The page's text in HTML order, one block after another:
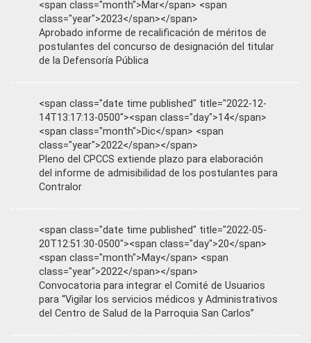
<span class="month">Mar</span> <span
class="year">2023</span></span>
Aprobado informe de recalificación de méritos de
postulantes del concurso de designación del titular
de la Defensoría Pública
<span class="date time published" title="2022-12-
14T13:17:13-0500"><span class="day">14</span>
<span class="month">Dic</span> <span
class="year">2022</span></span>
Pleno del CPCCS extiende plazo para elaboración
del informe de admisibilidad de los postulantes para
Contralor
<span class="date time published" title="2022-05-
20T12:51:30-0500"><span class="day">20</span>
<span class="month">May</span> <span
class="year">2022</span></span>
Convocatoria para integrar el Comité de Usuarios
para “Vigilar los servicios médicos y Administrativos
del Centro de Salud de la Parroquia San Carlos”